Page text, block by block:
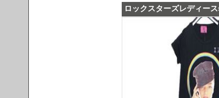
ロックスターズレディー